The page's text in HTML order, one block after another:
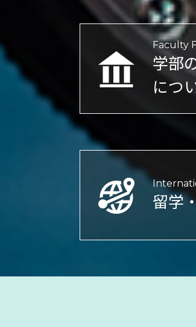
Faculty
学部
につ
留学